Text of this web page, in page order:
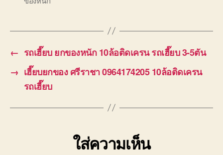
← รถเฮี๊ยบ ยกของหนัก 10ล้อติดเครน รถเฮี๊ยบ 3-5ตัน
→ เฮี๊ยบยกของ ศรีราชา 0964174205 10ล้อติดเครน
รถเฮี๊ยบ
ใส่ความเห็น